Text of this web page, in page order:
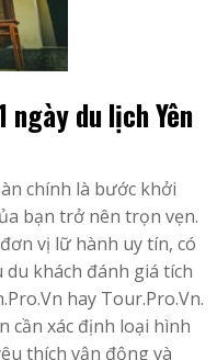
du lịch Yên
chính là bước khởi
bạn trở nên trọn vẹn.
vị lữ hành uy tín, có
khách đánh giá tích
hay Tour.Pro.Vn.
cần xác định loại hình
thích vận động và